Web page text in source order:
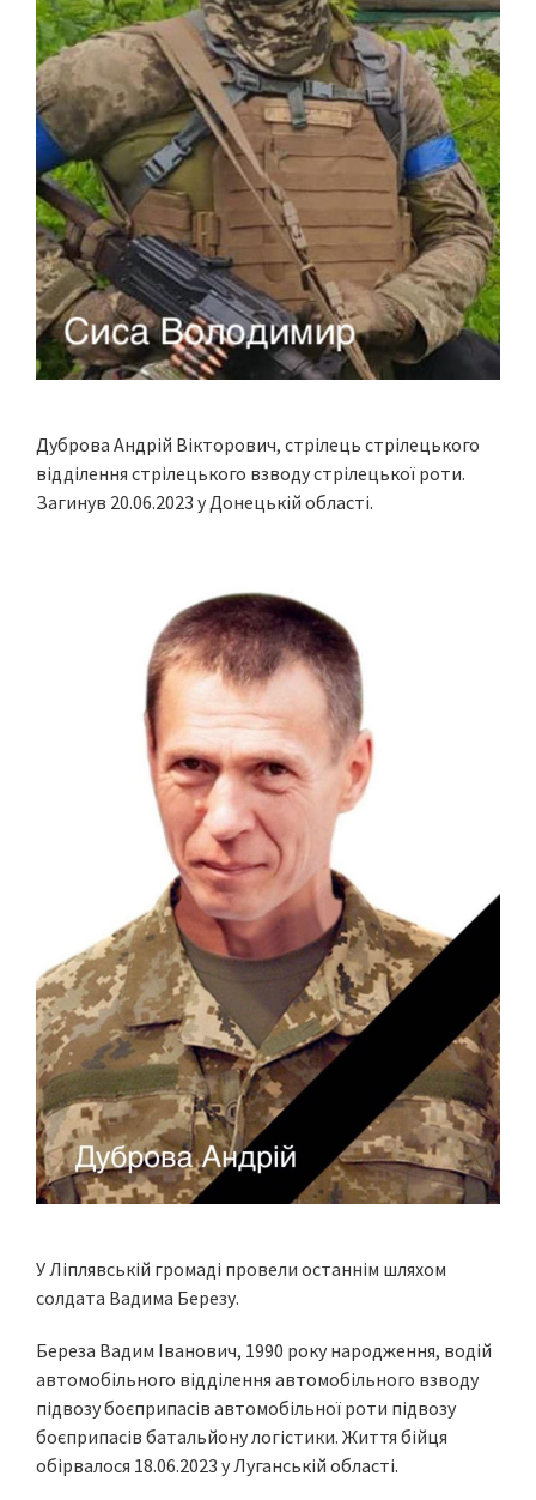
Дуброва Андрій Вікторович, стрілець стрілецького
відділення стрілецького взводу стрілецької роти.
Загинув 20.06.2023 у Донецькій області.
У Ліплявській громаді провели останнім шляхом
солдата Вадима Березу.
Береза Вадим Іванович, 1990 року народження, водій
автомобільного відділення автомобільного взводу
підвозу боєприпасів автомобільної роти підвозу
боєприпасів батальйону логістики. Життя бійця
обірвалося 18.06.2023 у Луганській області.